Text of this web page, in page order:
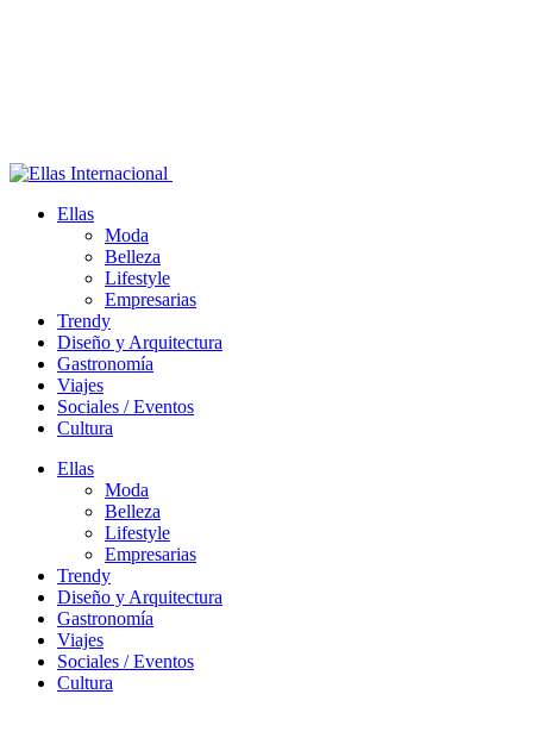
Ellas
Moda
Belleza
Lifestyle
Empresarias
Trendy
Diseño y Arquitectura
Gastronomía
Viajes
Sociales / Eventos
Cultura
Ellas
Moda
Belleza
Lifestyle
Empresarias
Trendy
Diseño y Arquitectura
Gastronomía
Viajes
Sociales / Eventos
Cultura